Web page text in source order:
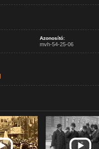
Azonosító:
mvh-54-25-06